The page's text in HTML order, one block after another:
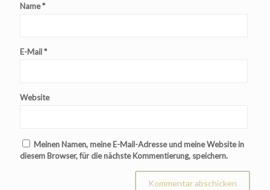
Name*
E-Mail*
Website
Meinen Namen, meine E-Mail-Adresse und meine Website in
diesem Browser, für die nächste Kommentierung, speichern.